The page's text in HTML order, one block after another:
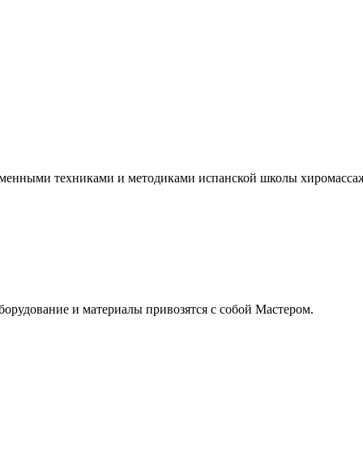
техниками и методиками испанской школы
и материалы привозятся с собой Мастером.